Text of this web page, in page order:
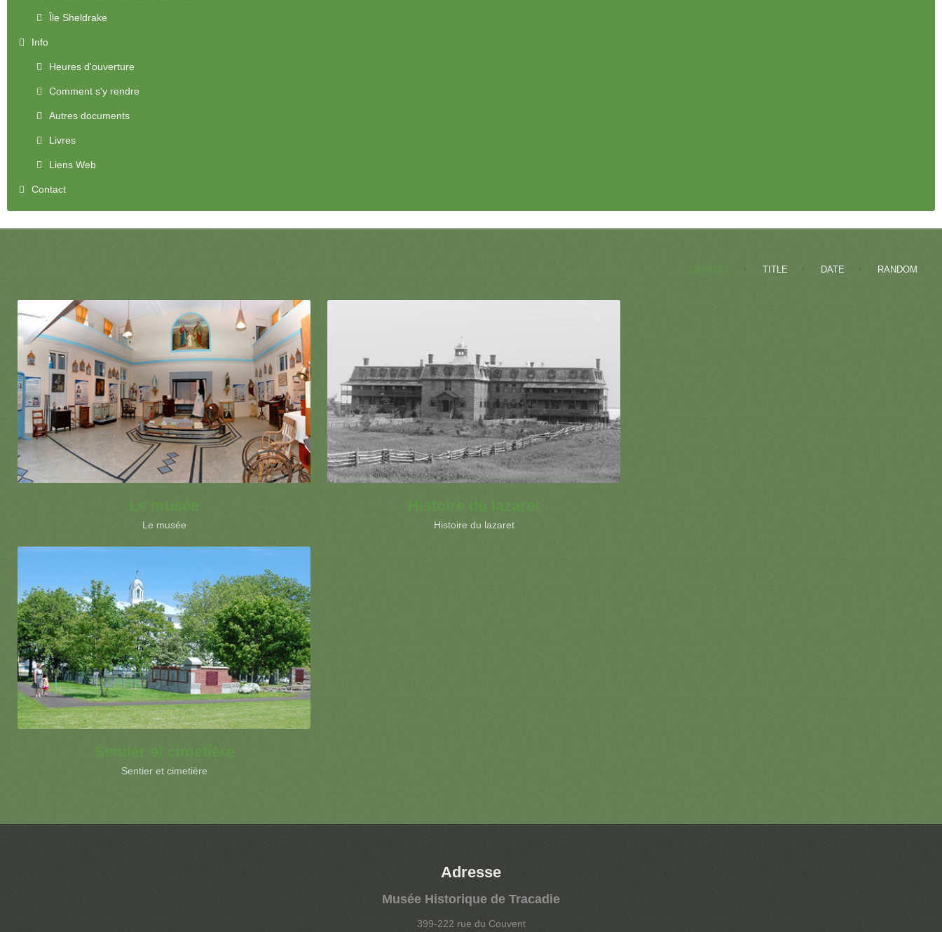
Île Sheldrake
Info
Heures d'ouverture
Comment s'y rendre
Autres documents
Livres
Liens Web
Contact
TITLE DATE RANDOM
Le musée
Le musée
Histoire du lazaret
Histoire du lazaret
Sentier et cimetière
Sentier et cimetière
Adresse
Musée Historique de Tracadie
399-222 rue du Couvent